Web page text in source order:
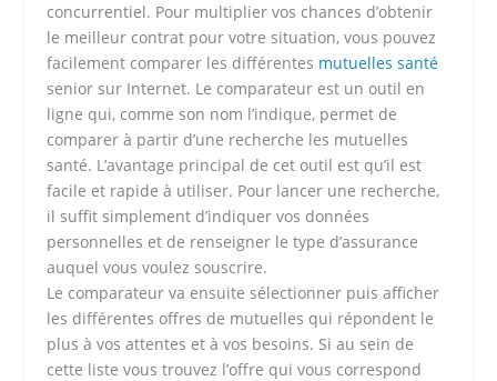
concurrentiel. Pour multiplier vos chances d’obtenir
le meilleur contrat pour votre situation, vous pouvez
facilement comparer les différentes mutuelles santé
senior sur Internet. Le comparateur est un outil en
ligne qui, comme son nom l’indique, permet de
comparer à partir d’une recherche les mutuelles
santé. L’avantage principal de cet outil est qu’il est
facile et rapide à utiliser. Pour lancer une recherche,
il suffit simplement d’indiquer vos données
personnelles et de renseigner le type d’assurance
auquel vous voulez souscrire.
Le comparateur va ensuite sélectionner puis afficher
les différentes offres de mutuelles qui répondent le
plus à vos attentes et à vos besoins. Si au sein de
cette liste vous trouvez l’offre qui vous correspond